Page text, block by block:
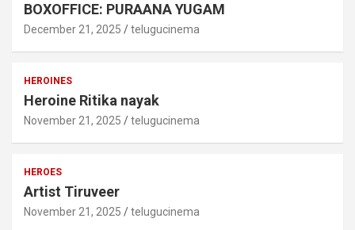
BOXOFFICE: PURAANA YUGAM
December 21, 2025 telugucinema
HEROINES
Heroine Ritika nayak
November 21, 2025 telugucinema
HEROES
Artist Tiruveer
November 21, 2025 telugucinema